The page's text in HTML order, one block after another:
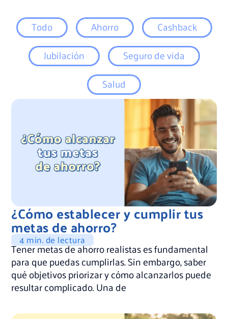
Todo Ahorro
Cashback
Jubilación
Seguro de vida
Salud
¿Cómo establecer y cumplir tus
metas de ahorro?
4 min. de lectura
Tener metas de ahorro realistas es fundamental
para que puedas cumplirlas. Sin embargo, saber
qué objetivos priorizar y cómo alcanzarlos puede
resultar complicado. Una de